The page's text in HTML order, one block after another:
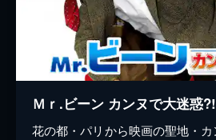
Ｍｒ.ビーン カンヌで大迷惑?!
花の都・パリから映画の聖地・